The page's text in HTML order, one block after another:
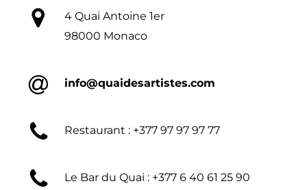
4 Quai Antoine 1er
98000 Monaco
info@quaidesartistes.com
Restaurant : +377 97 97 97 77
Le Bar du Quai : +377 6 40 61 25 90